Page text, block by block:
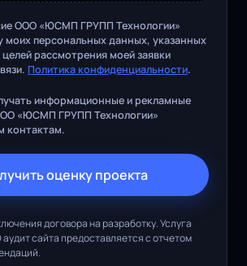
ООО «ЮСМП ГРУПП Технологии»
моих персональных данных, указанных
рассмотрения моей заявки
Политика конфиденциальности.
информационные и рекламные
«ЮСМП ГРУПП Технологии»
контактам.
оценку проекта
договора на разработку. Услуга
аудит сайта предоставляется с отчетом